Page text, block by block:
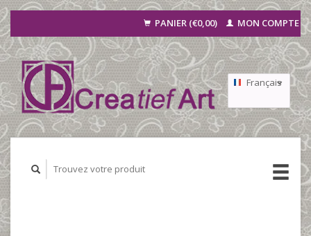
PANIER (€0,00) MON COMPTE
Français
Nederlands